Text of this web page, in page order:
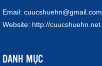
Email: cuucshuehn@gmail.com
Website: http://cuucshuehn.net
DANH MỤC